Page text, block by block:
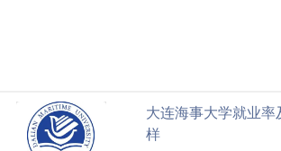
大连海事大学就业率
样